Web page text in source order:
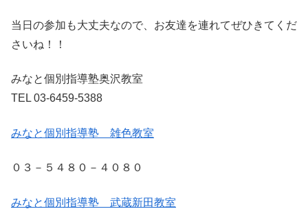
当日の参加も大丈夫なので、お友達を連れてぜひきてくだ
さいね！！
みなと個別指導塾奥沢教室
TEL 03-6459-5388
みなと個別指導塾 雑色教室
０３－５４８０－４０８０
みなと個別指導塾 武蔵新田教室